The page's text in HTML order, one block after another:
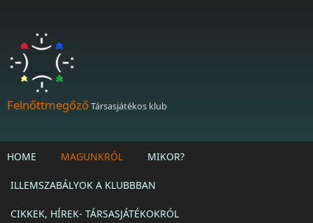
FelnőttmegőzőTársasjátékos klub
HOME MAGUNKRÓL MIKOR?
ILLEMSZABÁLYOK A KLUBBBAN
CIKKEK, HÍREK- TÁRSASJÁTÉKOKRÓL